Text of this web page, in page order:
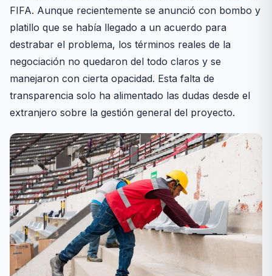
FIFA. Aunque recientemente se anunció con bombo y
platillo que se había llegado a un acuerdo para
destrabar el problema, los términos reales de la
negociación no quedaron del todo claros y se
manejaron con cierta opacidad. Esta falta de
transparencia solo ha alimentado las dudas desde el
extranjero sobre la gestión general del proyecto.